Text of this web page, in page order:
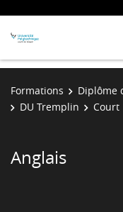
Formations
Diplôme
DU Tremplin
Court
Anglais